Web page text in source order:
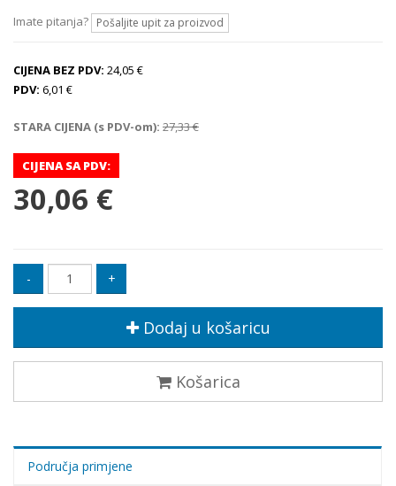
Imate pitanja? Pošaljite upit za proizvod
CIJENA BEZ PDV: 24,05 €
PDV: 6,01 €
STARA CIJENA (s PDV-om): 27,33 €
CIJENA SA PDV:
30,06 €
Dodaj u košaricu
Košarica
Područja primjene